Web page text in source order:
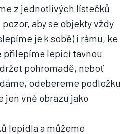
z jednotlivých lístečků
aby se objekty vždy
je k sobě) i rámu, ke
přilepíme lepicí tavnou
pohromadě, neboť
odebereme podložku
jen vně obrazu jako
lepidla a můžeme